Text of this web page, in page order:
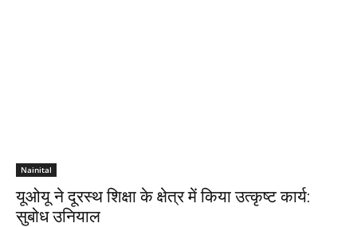
Nainital
यूओयू ने दूरस्थ शिक्षा के क्षेत्र में किया उत्कृष्ट कार्य:
सुबोध उनियाल